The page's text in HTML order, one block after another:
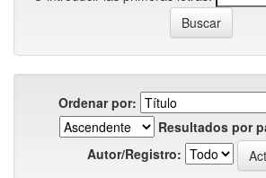
Ordenar por:
Resultados por
Autor/Registro: